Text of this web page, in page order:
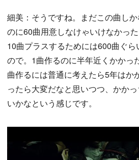
細美：そうですね。まだこの曲し
のに60曲用意しなけゃいけなかっ
10曲プラスするためには600曲ぐ
ので。1曲作るのに半年近くかかっ
曲作るには普通に考えたら5年はか
ったら大変だなと思いつつ、かか
いかなという感じです。